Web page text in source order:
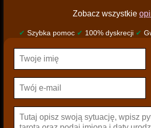
Zobacz wszystkie
✔ Szybka pomoc ✔ 100% dyskrecji ✔